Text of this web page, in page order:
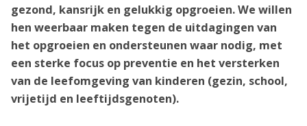
gezond, kansrijk en gelukkig opgroeien. We willen
hen weerbaar maken tegen de uitdagingen van
het opgroeien en ondersteunen waar nodig, met
een sterke focus op preventie en het versterken
van de leefomgeving van kinderen (gezin, school,
vrijetijd en leeftijdsgenoten).